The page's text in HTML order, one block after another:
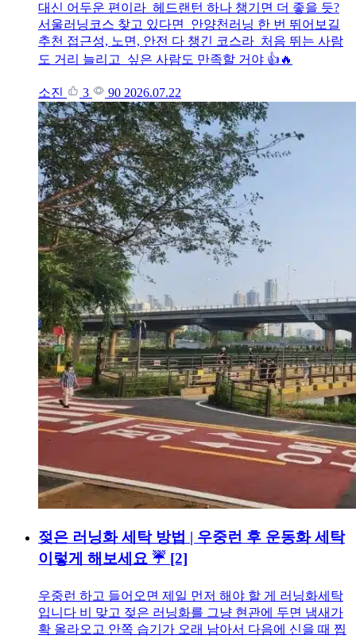
대신 어두운 편이라 헤드랜턴 하나 챙기면 더 좋을 듯?
서울러닝코스 찾고 있다면 안양천러닝 한 번 뛰어보길
추천 접근성, 노면, 안전 다 챙긴 코스라 처음 뛰는 사람
도 거리 늘리고 싶은 사람도 만족할 거야 👍🔥
소진 3 90 2026.07.22
젖은 러닝화 세탁 방법 | 우중런 후 운동화 세탁
이렇게 해보세요 ☔ [2]
우중런 하고 들어오면 제일 먼저 해야 할 게 러닝화세탁
입니다 비 맞고 젖은 러닝화를 그냥 현관에 두면 냄새가
확 올라오고 안쪽 습기가 오래 남아서 다음에 신을 때 찝